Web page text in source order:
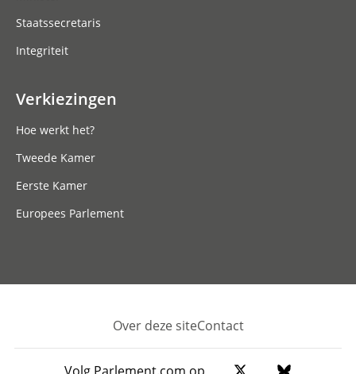
Staatssecretaris
Integriteit
Verkiezingen
Hoe werkt het?
Tweede Kamer
Eerste Kamer
Europees Parlement
Footer
Over deze siteContact